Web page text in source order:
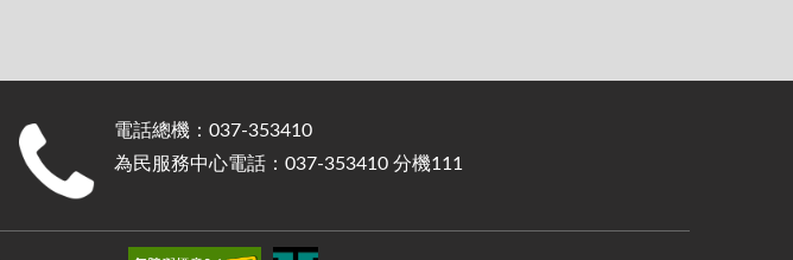
電話總機：037-353410
為民服務中心電話：037-353410 分機111